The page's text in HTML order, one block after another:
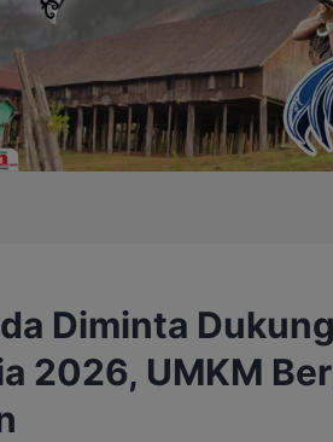
Diminta
2026, UMKM